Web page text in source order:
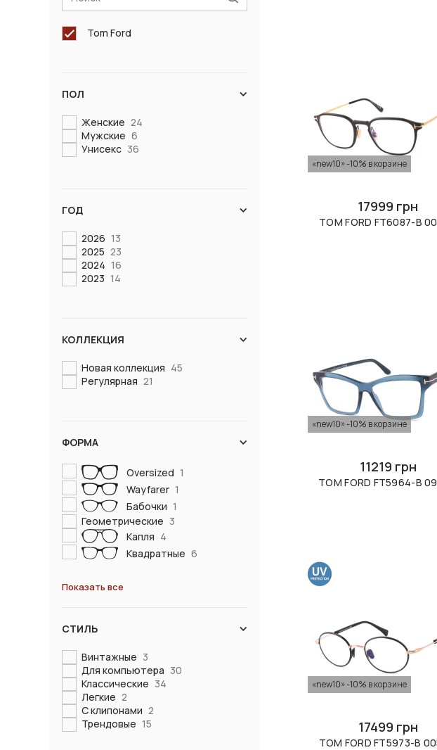
Tom Ford
ПОЛ
Женские 24
Мужские 6
Унисекс 36
ГОД
2026 13
2025 23
2024 16
2023 14
КОЛЛЕКЦИЯ
Новая коллекция 45
Регулярная 21
ФОРМА
Oversized 1
Wayfarer 1
Бабочки 1
Геометрические 3
Капля 4
Квадратные 6
Показать все
СТИЛЬ
Винтажные 3
Для компьютера 30
Классические 34
Легкие 2
С клипонами 2
Трендовые 15
«new10» -10% в корзине
17999 грн
TOM FORD FT6087-B
«new10» -10% в корзине
11219 грн
TOM FORD FT5964-B
«new10» -10% в корзине
17499 грн
TOM FORD FT5973-B